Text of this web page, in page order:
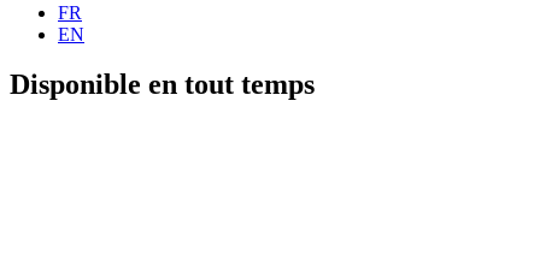
FR
EN
Disponible en tout temps